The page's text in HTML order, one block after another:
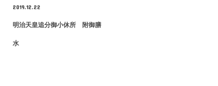
2019.12.22
明治天皇追分御小休所 附御膳
水